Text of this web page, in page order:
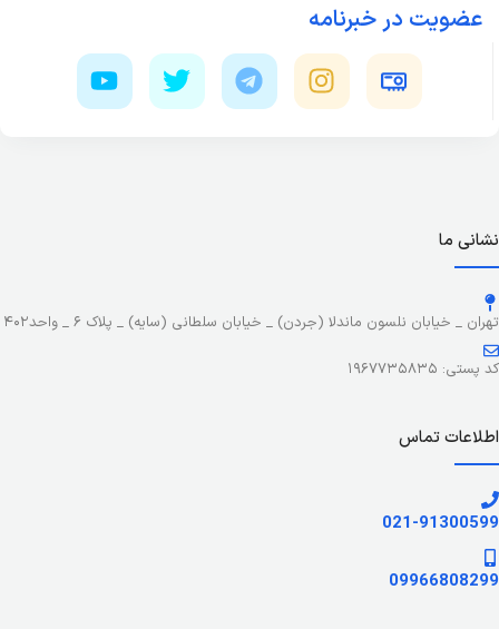
عضویت در خبرنامه
نشانی ما
تهران _ خیابان نلسون ماندلا (جردن) _ خیابان سلطانی (سایه) _ پلاک ۶ _ واحد۴۰۲
کد پستی: ۱۹۶۷۷۳۵۸۳۵
اطلاعات تماس
021-91300599
09966808299